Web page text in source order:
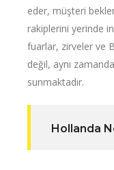
eder, müşteri
rakiplerini yerinde
fuarlar, zirveler ve
değil, aynı
sunmaktadır.
Hollanda